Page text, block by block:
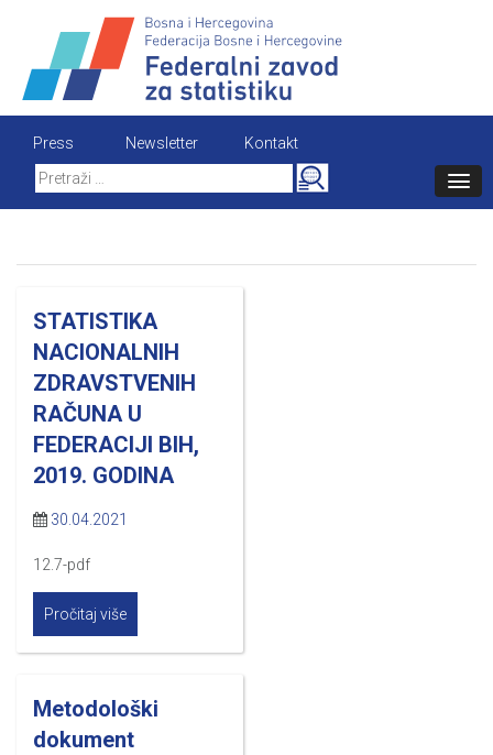
content
Press Newsletter
Kontakt
Search
for:
STATISTIKA
NACIONALNIH
ZDRAVSTVENIH
RAČUNA U
FEDERACIJI BIH,
2019. GODINA
30.04.2021
12.7-pdf
Pročitaj više
Metodološki
dokument